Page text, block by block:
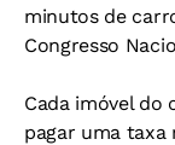
minutos de
Congresso
Cada imóvel do
pagar uma taxa